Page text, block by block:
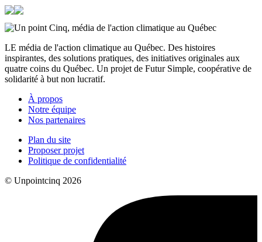
LE média de l'action climatique au Québec. Des histoires
inspirantes, des solutions pratiques, des initiatives originales aux
quatre coins du Québec. Un projet de Futur Simple, coopérative de
solidarité à but non lucratif.
À propos
Notre équipe
Nos partenaires
Plan du site
Proposer projet
Politique de confidentialité
© Unpointcinq 2026